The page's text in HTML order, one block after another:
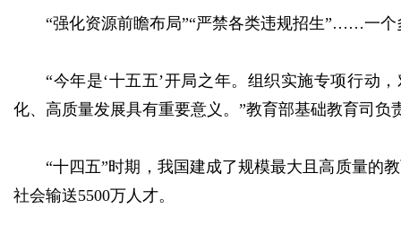
“强化资源前瞻布局”“严禁各类违规招生”……一
“今年是‘十五五’开局之年。组织实施专项行动
化、高质量发展具有重要意义。”教育部基础教育司负
“十四五”时期，我国建成了规模最大且高质量的
社会输送5500万人才。